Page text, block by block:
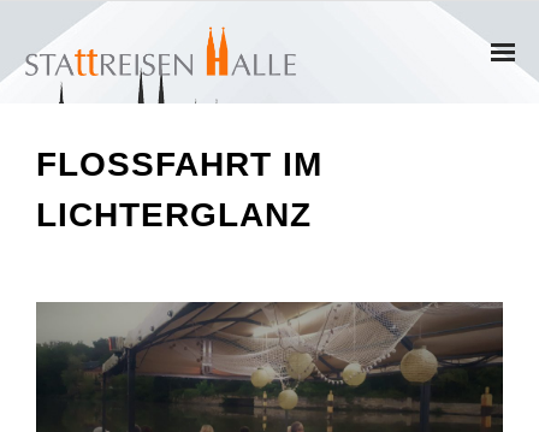
- Private Gruppen
- Firmengruppen
- Kinder und Jugendliche
FLOSSFAHRT IM L
ICHTERGLANZ